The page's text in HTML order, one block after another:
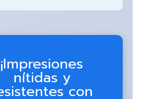
¡Impresiones
nítidas y
con